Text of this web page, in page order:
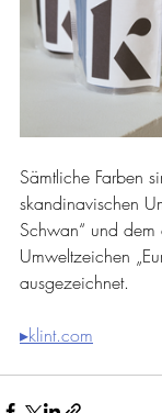
Sämtliche Farben
skandinavischen
Schwan“ und dem
Umweltzeichen
ausgezeichnet.
▸klint.com